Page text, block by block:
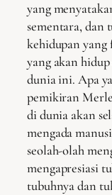
yang
sementara, dan
kehidupan yang
yang akan
dunia ini. Apa
pemikiran
di dunia akan
mengada
seolah-olah
mengapresiasi
tubuhnya dan